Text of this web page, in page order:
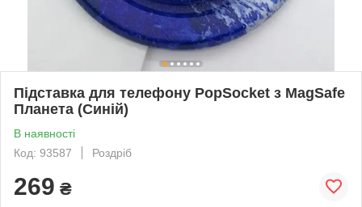
Підставка для телефону PopSocket з MagSafe
Планета (Синій)
В наявності
Код: 93587
Роздріб
269 ₴